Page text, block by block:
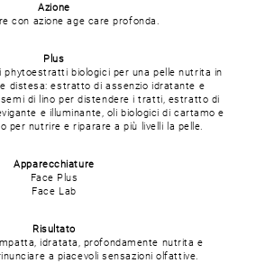
Azione
con azione age care profonda.
Plus
phytoestratti biologici per una pelle nutrita in
distesa: estratto di assenzio idratante e
di lino per distendere i tratti, estratto di
e illuminante, oli biologici di cartamo e
per nutrire e riparare a più livelli la pelle.
Apparecchiature
Face Plus
Face Lab
Risultato
idratata, profondamente nutrita e
a piacevoli sensazioni olfattive.